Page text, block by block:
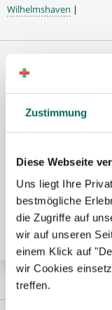
Zustimmung
Diese Webseite
Uns liegt Ihre
bestmögliche
die Zugriffe auf
wir auf unseren
einem Klick auf
wir Cookies
treffen.
Wilhelmshaven |
Premium-
Region
🌟 PREMIUM-
Apotheker (m/w/
Erftstadt